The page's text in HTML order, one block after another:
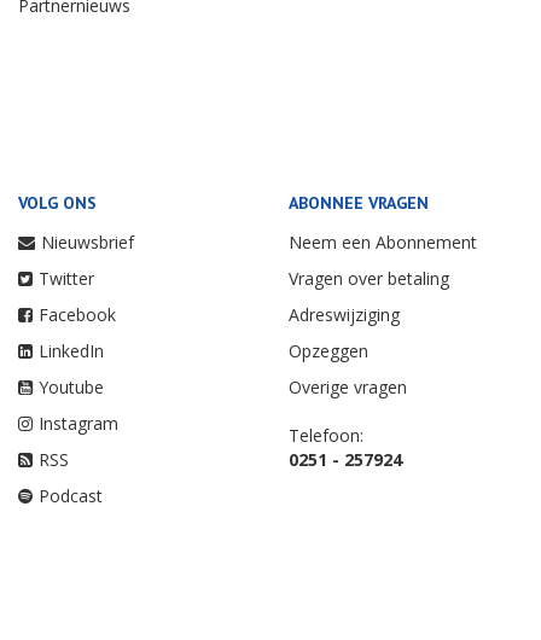
Partnernieuws
VOLG ONS
Nieuwsbrief
Twitter
Facebook
LinkedIn
Youtube
Instagram
RSS
Podcast
ABONNEE VRAGEN
Neem een Abonnement
Vragen over betaling
Adreswijziging
Opzeggen
Overige vragen
Telefoon:
0251 - 257924